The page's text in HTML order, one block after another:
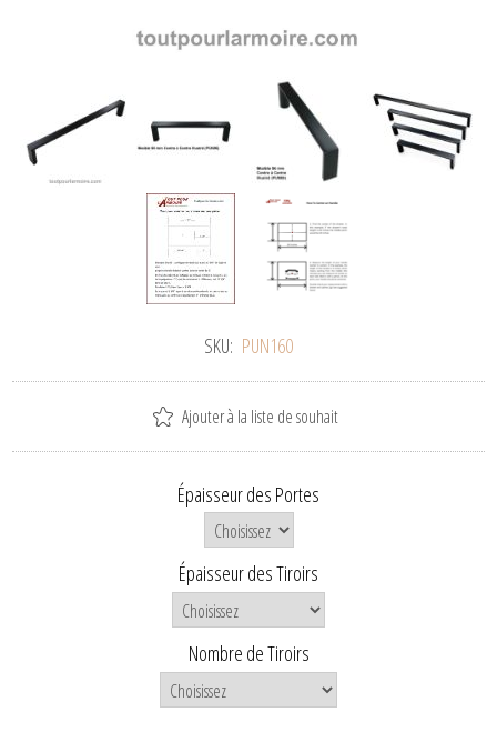
SKU: PUN160
Ajouter à la liste de souhait
Épaisseur des Portes
Épaisseur des Tiroirs
Nombre de Tiroirs